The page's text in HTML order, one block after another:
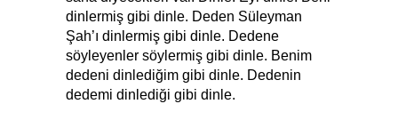
dinlermiş gibi dinle. Deden Süleyman
Şah’ı dinlermiş gibi dinle. Dedene
söyleyenler söylermiş gibi dinle. Benim
dedeni dinlediğim gibi dinle. Dedenin
dedemi dinlediği gibi dinle.